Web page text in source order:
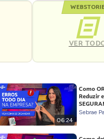
VER
06:24
Como
Reduzir
Sebrae